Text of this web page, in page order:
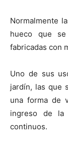
Normalmente
hueco que
fabricadas con
Uno de sus
jardín, las que
una forma de
ingreso de la
continuos.